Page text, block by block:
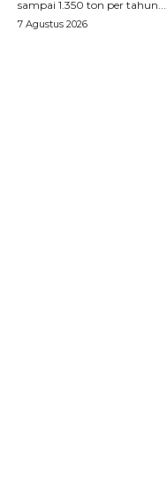
sampai 1.350 ton per tahun....
7 Agustus 2026